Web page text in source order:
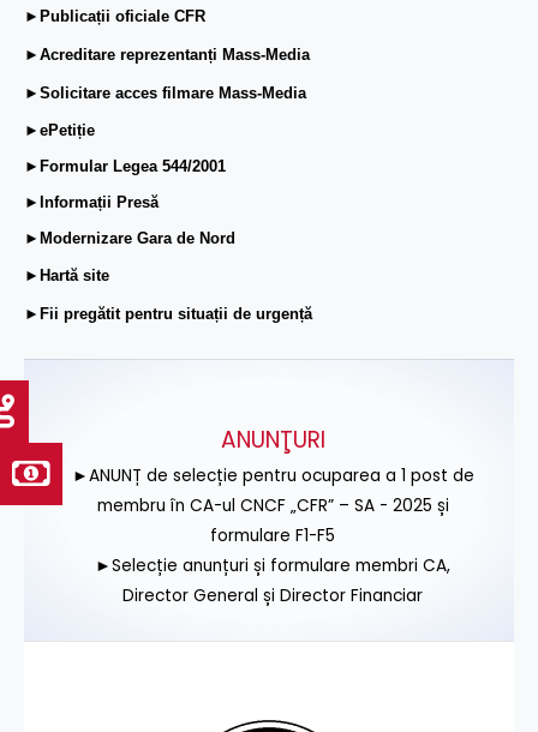
►Publicații oficiale CFR
►Acreditare reprezentanți Mass-Media
►Solicitare acces filmare Mass-Media
►ePetiție
►Formular Legea 544/2001
►Informații Presă
►Modernizare Gara de Nord
►Hartă site
►Fii pregătit pentru situații de urgență
ANUNŢURI
►ANUNȚ de selecție pentru ocuparea a 1 post de
membru în CA-ul CNCF „CFR” – SA - 2025 și
formulare F1-F5
►Selecție anunțuri și formulare membri CA,
Director General și Director Financiar